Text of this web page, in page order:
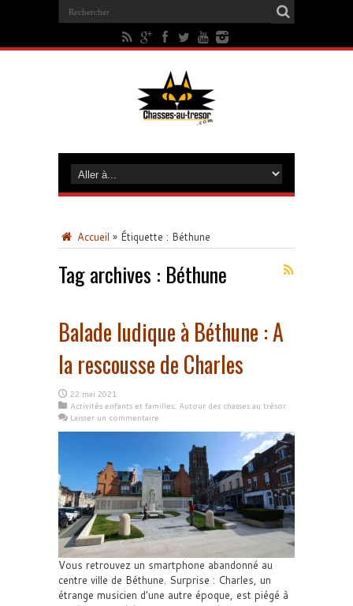
Accueil » Étiquette : Béthune
Tag archives : Béthune
Balade ludique à Béthune : A
la rescousse de Charles
22 mai 2021
Activités enfants et familles, Autour des chasses au trésor
Laisser un commentaire
Vous retrouvez un smartphone abandonné au
centre ville de Béthune. Surprise : Charles, un
étrange musicien d'une autre époque, est piégé à